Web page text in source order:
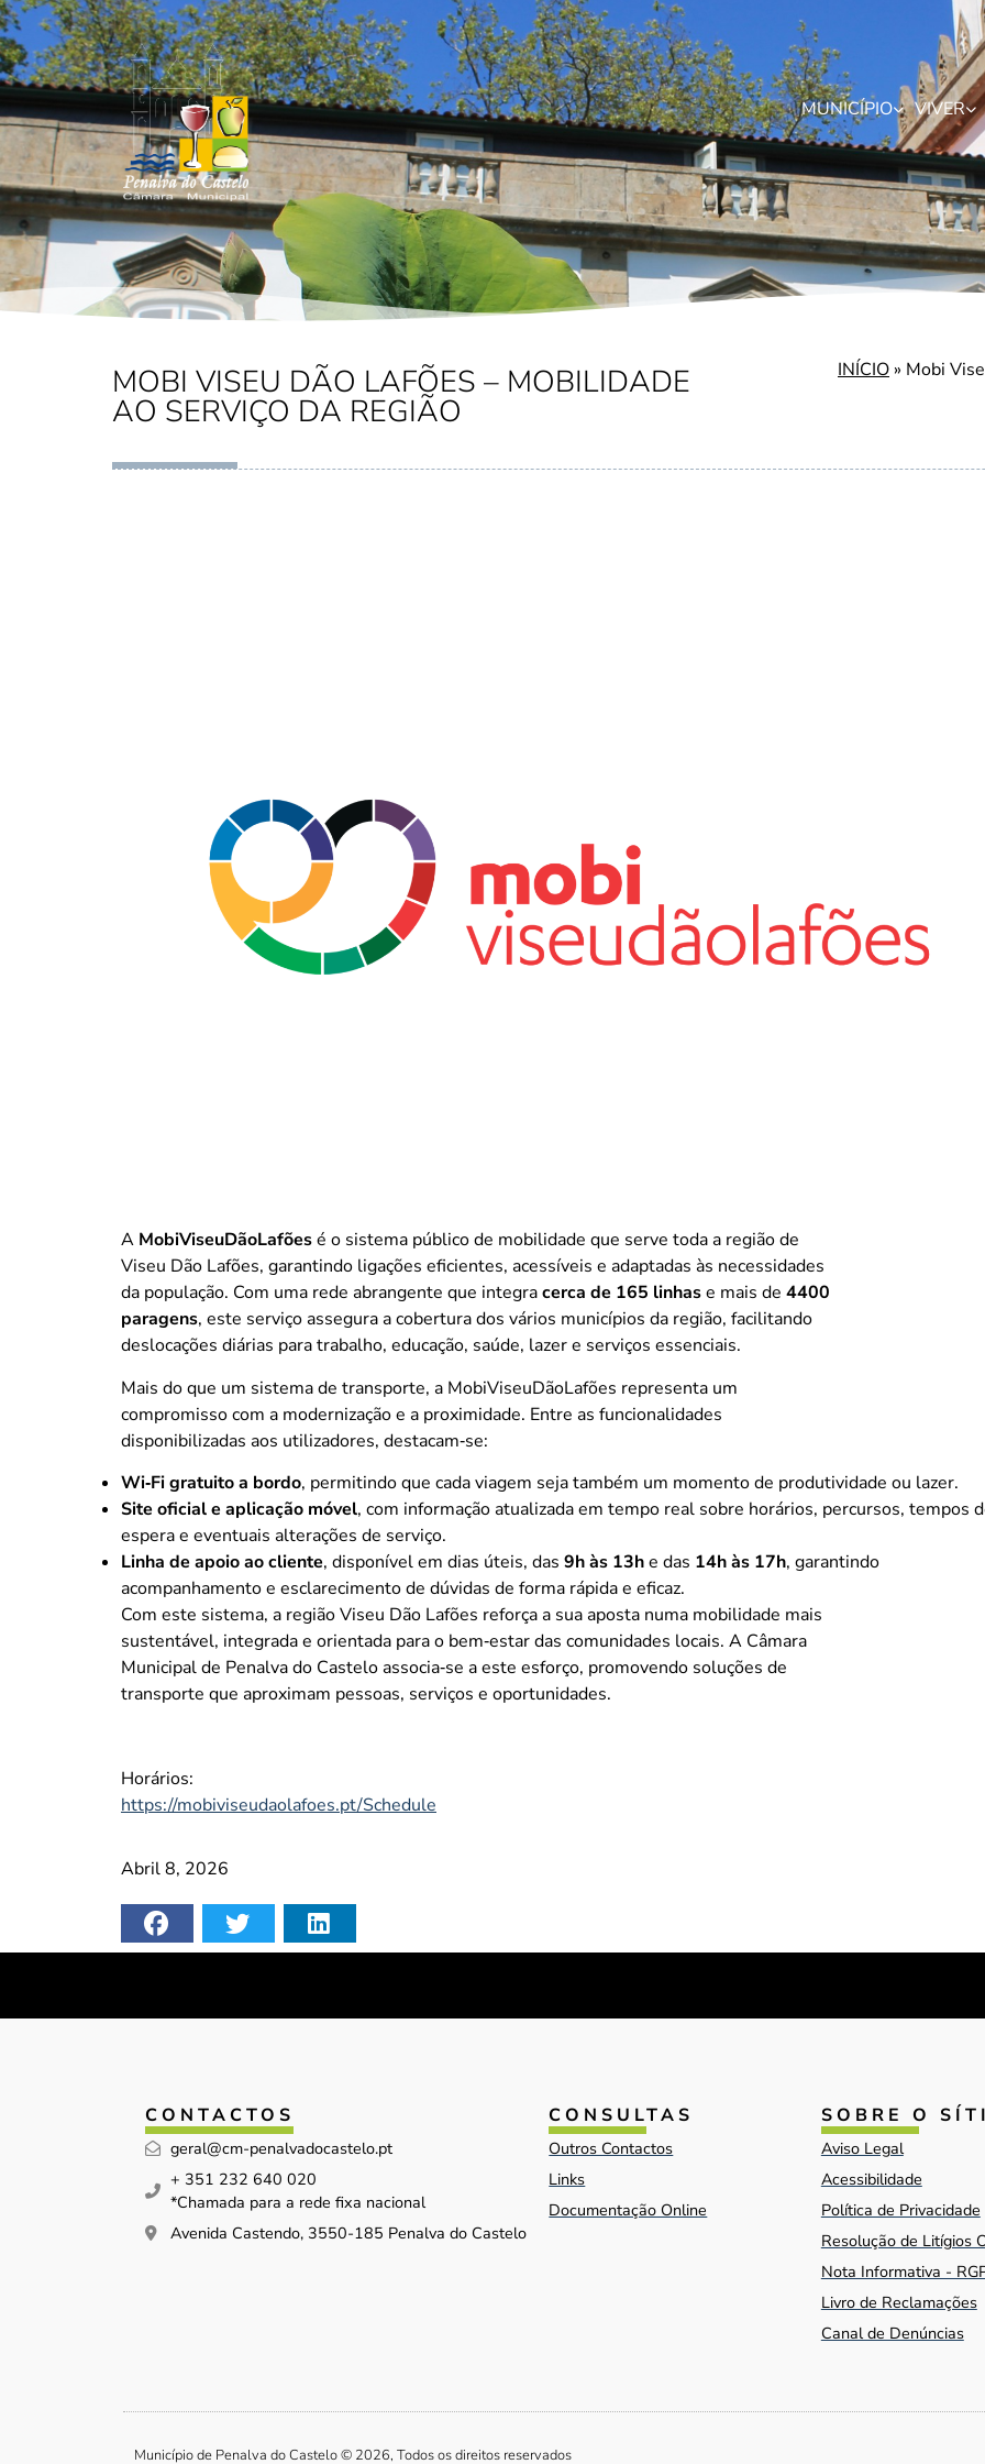
MUNICÍPIO VIVER
MOBI VISEU DÃO LAFÕES – MOBILIDADE
AO SERVIÇO DA REGIÃO
INÍCIO » Mobi
A MobiViseuDãoLafõesé o sistema público de mobilidade que serve toda a região de
Viseu Dão Lafões, garantindo ligações eficientes, acessíveis e adaptadas às necessidades
da população. Com uma rede abrangente que integracerca de 165 linhase mais de 4400
paragens, este serviço assegura a cobertura dos vários municípios da região, facilitando
deslocações diárias para trabalho, educação, saúde, lazer e serviços essenciais.
Mais do que um sistema de transporte, a MobiViseuDãoLafões representa um
compromisso com a modernização e a proximidade. Entre as funcionalidades
disponibilizadas aos utilizadores, destacam‑se:
Wi‑Fi gratuito a bordo, permitindo que cada viagem seja também um momento de produtividade ou lazer.
Site oficial e aplicação móvel, com informação atualizada em tempo real sobre horários, percursos, tempos
espera e eventuais alterações de serviço.
Linha de apoio ao cliente, disponível em dias úteis, das 9h às 13he das 14h às 17h, garantindo
acompanhamento e esclarecimento de dúvidas de forma rápida e eficaz.
Com este sistema, a região Viseu Dão Lafões reforça a sua aposta numa mobilidade mais
sustentável, integrada e orientada para o bem‑estar das comunidades locais. A Câmara
Municipal de Penalva do Castelo associa‑se a este esforço, promovendo soluções de
transporte que aproximam pessoas, serviços e oportunidades.
Horários:
https://mobiviseudaolafoes.pt/Schedule
Abril 8, 2026
CONTACTOS
geral@cm-penalvadocastelo.pt
+ 351 232 640 020
*Chamada para a rede fixa nacional
Avenida Castendo, 3550-185 Penalva do Castelo
CONSULTAS
Outros Contactos
Links
Documentação Online
SOBRE O
Aviso Legal
Acessibilidade
Política de Privacidade
Resolução de Litígios
Nota Informativa -
Livro de Reclamações
Canal de Denúncias
Município de Penalva do Castelo © 2026, Todos os direitos reservados